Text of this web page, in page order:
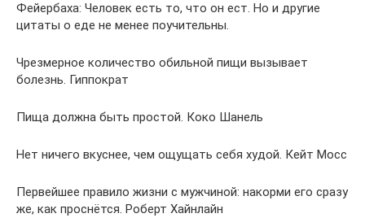
Фейербаха: Человек есть то, что он ест. Но и другие
цитаты о еде не менее поучительны.
Чрезмерное количество обильной пищи вызывает
болезнь. Гиппократ
Пища должна быть простой. Коко Шанель
Нет ничего вкуснее, чем ощущать себя худой. Кейт Мосс
Первейшее правило жизни с мужчиной: накорми его сразу
же, как проснётся. Роберт Хайнлайн